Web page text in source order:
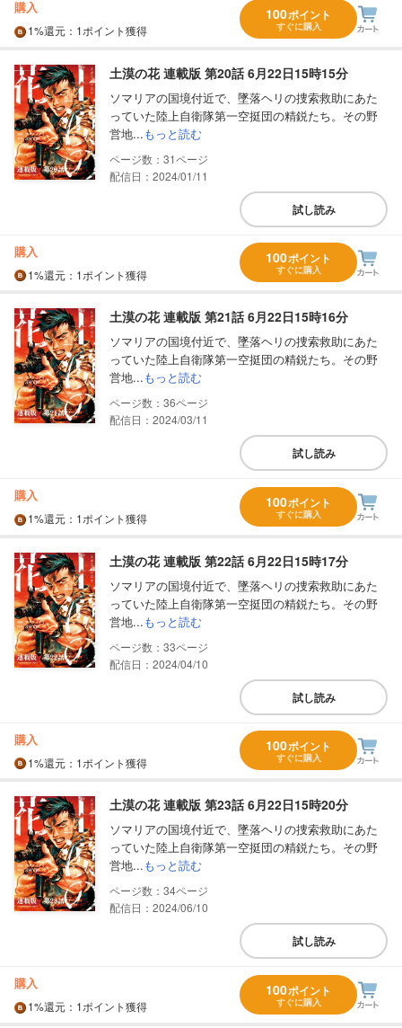
購入
1%還元 ：1ポイント獲得
100ポイント
すぐに購入
土漠の花 連載版 第20話 6月22日15時15分
ソマリアの国境付近で、墜落ヘリの捜索救助にあた
っていた陸上自衛隊第一空挺団の精鋭たち。その野
営地...もっと読む
31
配信日：2024/01/11
試し読み
購入
1%還元 ：1ポイント獲得
100ポイント
すぐに購入
土漠の花 連載版 第21話 6月22日15時16分
ソマリアの国境付近で、墜落ヘリの捜索救助にあた
っていた陸上自衛隊第一空挺団の精鋭たち。その野
営地...もっと読む
36
配信日：2024/03/11
試し読み
購入
1%還元 ：1ポイント獲得
100ポイント
すぐに購入
土漠の花 連載版 第22話 6月22日15時17分
ソマリアの国境付近で、墜落ヘリの捜索救助にあた
っていた陸上自衛隊第一空挺団の精鋭たち。その野
営地...もっと読む
33
配信日：2024/04/10
試し読み
購入
1%還元 ：1ポイント獲得
100ポイント
すぐに購入
土漠の花 連載版 第23話 6月22日15時20分
ソマリアの国境付近で、墜落ヘリの捜索救助にあた
っていた陸上自衛隊第一空挺団の精鋭たち。その野
営地...もっと読む
34
配信日：2024/06/10
試し読み
購入
1%還元 ：1ポイント獲得
100ポイント
すぐに購入